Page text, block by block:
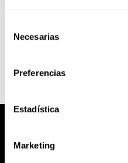
Necesarias
Preferencias
Estadística
Marketing